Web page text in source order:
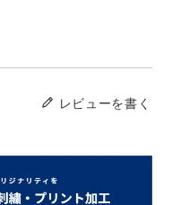
レビューを書く